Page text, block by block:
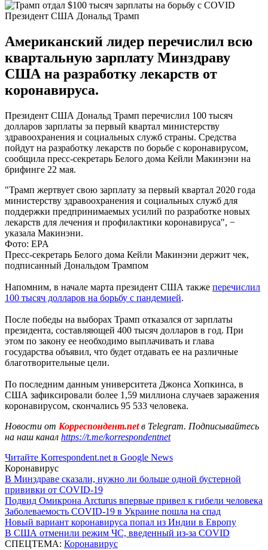
Президент США Дональд Трамп
Американский лидер перечислил всю
квартальную зарплату Минздраву
США на разработку лекарств от
коронавируса.
Президент США Дональд Трамп перечислил 100 тысяч
долларов зарплаты за первый квартал министерству
здравоохранения и социальных служб страны. Средства
пойдут на разработку лекарств по борьбе с коронавирусом,
сообщила пресс-секретарь Белого дома Кейли Макинэни на
брифинге 22 мая.
"Трамп жертвует свою зарплату за первый квартал 2020 года
министерству здравоохранения и социальных служб для
поддержки предпринимаемых усилий по разработке новых
лекарств для лечения и профилактики коронавируса", −
указала Макинэни.
Фото: EPA
Пресс-секретарь Белого дома Кейли Макинэни держит чек,
подписанный Дональдом Трампом
Напомним, в начале марта президент США также перечислил
100 тысяч долларов на борьбу с пандемией.
После победы на выборах Трамп отказался от зарплаты
президента, составляющей 400 тысяч долларов в год. При
этом по закону ее необходимо выплачивать и глава
государства объявил, что будет отдавать ее на различные
благотворительные цели.
По последним данным университета Джонса Хопкинса, в
США зафиксировали более 1,59 миллиона случаев заражения
коронавирусом, скончались 95 533 человека.
Новости от Корреспондент.netв Telegram. Подписывайтесь
на наш канал https://t.me/korrespondentnet
Читайте Korrespondent.net в Google News
Коронавирус
В Минздраве сказали, нужно ли больше одной бустерной
прививки от COVID-19
Подвид Омикрона Arcturus впервые привел к гибели человека
Заболеваемость COVID-19 в Украине пошла на спад
Новый вариант коронавируса попал из Индии в Европу
В США отменили режим ЧС, введенный из-за COVID
СПЕЦТЕМА: Коронавирус